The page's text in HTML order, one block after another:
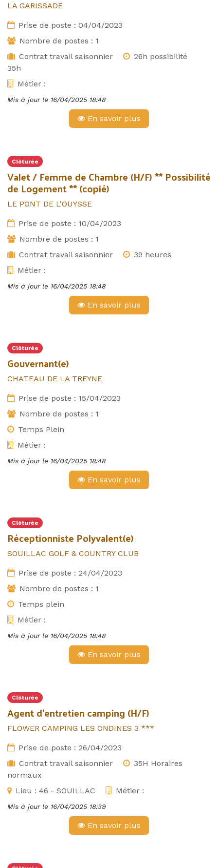
LA GARISSADE
Prise de poste : 04/04/2023
Nombre de postes : 1
Contrat travail saisonnier
26h possibilité
35h
Métier :
Mis à jour le 16/04/2025 18:48
En savoir plus
Clôturée
Valet / Femme de Chambre (H/F) ** Possibilité
de Logement ** (copié)
LE PONT DE L'OUYSSE
Prise de poste : 10/04/2023
Nombre de postes : 1
Contrat travail saisonnier
39 heures
Métier :
Mis à jour le 16/04/2025 18:48
En savoir plus
Clôturée
Gouvernant(e)
CHATEAU DE LA TREYNE
Prise de poste : 15/04/2023
Nombre de postes : 1
Temps Plein
Métier :
Mis à jour le 16/04/2025 18:48
En savoir plus
Clôturée
Réceptionniste Polyvalent(e)
SOUILLAC GOLF & COUNTRY CLUB
Prise de poste : 24/04/2023
Nombre de postes : 1
Temps plein
Métier :
Mis à jour le 16/04/2025 18:48
En savoir plus
Clôturée
Agent d'entretien camping (H/F)
FLOWER CAMPING LES ONDINES 3 ***
Prise de poste : 26/04/2023
Contrat travail saisonnier
35H Horaires
normaux
Lieu : 46 - SOUILLAC Métier :
Mis à jour le 16/04/2025 18:39
En savoir plus